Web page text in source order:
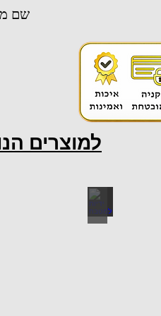
שם
למוצרים
ידיות למטבח